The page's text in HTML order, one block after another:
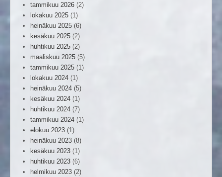
tammikuu 2026 (2)
lokakuu 2025 (1)
heinäkuu 2025 (6)
kesäkuu 2025 (2)
huhtikuu 2025 (2)
maaliskuu 2025 (5)
tammikuu 2025 (1)
lokakuu 2024 (1)
heinäkuu 2024 (5)
kesäkuu 2024 (1)
huhtikuu 2024 (7)
tammikuu 2024 (1)
elokuu 2023 (1)
heinäkuu 2023 (8)
kesäkuu 2023 (1)
huhtikuu 2023 (6)
helmikuu 2023 (2)